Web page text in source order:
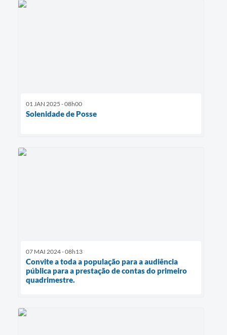
01 JAN 2025 - 08h00
Solenidade de Posse
07 MAI 2024 - 08h13
Convite a toda a população para a audiência
pública para a prestação de contas do primeiro
quadrimestre.